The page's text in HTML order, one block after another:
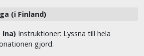
(i Finland)
lna) Instruktioner: Lyssna till hela
gjord.